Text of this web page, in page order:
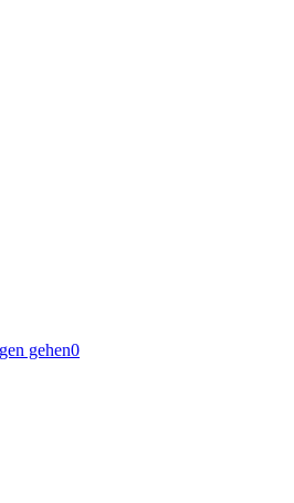
gehen0